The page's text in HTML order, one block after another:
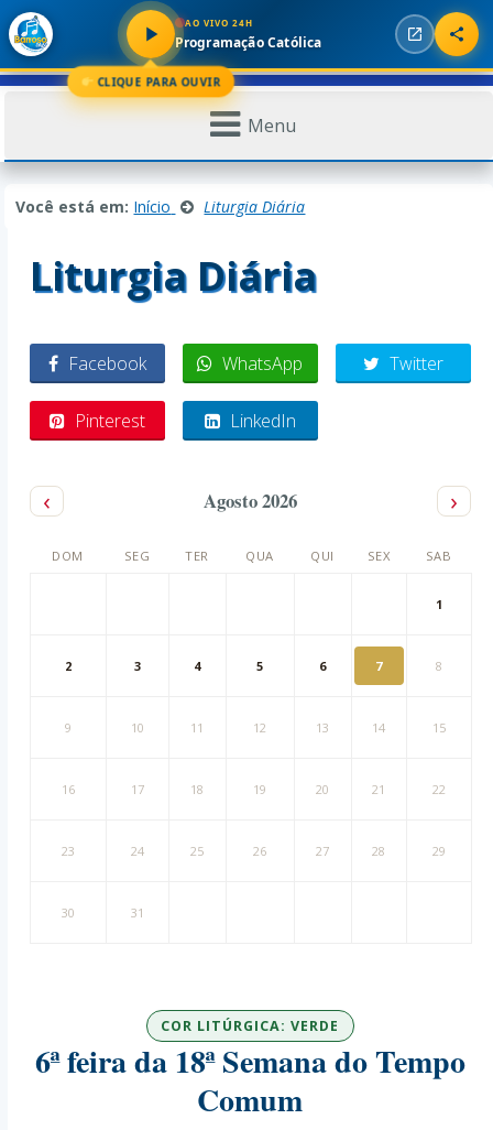
CLIQUE PARA OUVIR
AO VIVO 24H
Programação Católica
Menu
Você está em: Início Liturgia Diária
Liturgia Diária
Facebook WhatsApp Twitter
Pinterest LinkedIn
‹ Agosto 2026 ›
DOM SEG TER QUA QUI SEX SAB
1
2 3 4 5 6 7 8
9 10 11 12 13 14 15
16 17 18 19 20 21 22
23 24 25 26 27 28 29
30 31
COR LITÚRGICA: VERDE
6ª feira da 18ª Semana do Tempo
Comum